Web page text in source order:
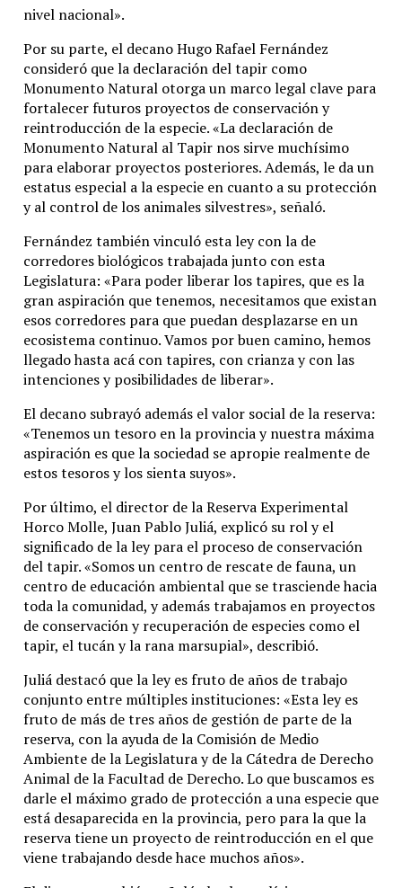
nivel nacional».
Por su parte, el decano Hugo Rafael Fernández
consideró que la declaración del tapir como
Monumento Natural otorga un marco legal clave para
fortalecer futuros proyectos de conservación y
reintroducción de la especie. «La declaración de
Monumento Natural al Tapir nos sirve muchísimo
para elaborar proyectos posteriores. Además, le da un
estatus especial a la especie en cuanto a su protección
y al control de los animales silvestres», señaló.
Fernández también vinculó esta ley con la de
corredores biológicos trabajada junto con esta
Legislatura: «Para poder liberar los tapires, que es la
gran aspiración que tenemos, necesitamos que existan
esos corredores para que puedan desplazarse en un
ecosistema continuo. Vamos por buen camino, hemos
llegado hasta acá con tapires, con crianza y con las
intenciones y posibilidades de liberar».
El decano subrayó además el valor social de la reserva:
«Tenemos un tesoro en la provincia y nuestra máxima
aspiración es que la sociedad se apropie realmente de
estos tesoros y los sienta suyos».
Por último, el director de la Reserva Experimental
Horco Molle, Juan Pablo Juliá, explicó su rol y el
significado de la ley para el proceso de conservación
del tapir. «Somos un centro de rescate de fauna, un
centro de educación ambiental que se trasciende hacia
toda la comunidad, y además trabajamos en proyectos
de conservación y recuperación de especies como el
tapir, el tucán y la rana marsupial», describió.
Juliá destacó que la ley es fruto de años de trabajo
conjunto entre múltiples instituciones: «Esta ley es
fruto de más de tres años de gestión de parte de la
reserva, con la ayuda de la Comisión de Medio
Ambiente de la Legislatura y de la Cátedra de Derecho
Animal de la Facultad de Derecho. Lo que buscamos es
darle el máximo grado de protección a una especie que
está desaparecida en la provincia, pero para la que la
reserva tiene un proyecto de reintroducción en el que
viene trabajando desde hace muchos años».